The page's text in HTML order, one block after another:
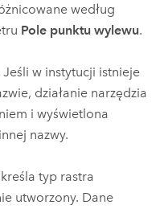
według
Pole punktu wylewu.
w instytucji istnieje
działanie narzędzia
i wyświetlona
nazwy.
typ rastra
utworzony. Dane